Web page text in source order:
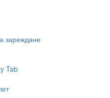
зареждане
Tab